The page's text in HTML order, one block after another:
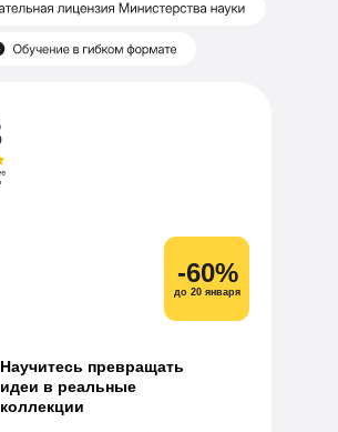
Научитесь превращать
идеи в реальные
коллекции
-60%
до 20 января